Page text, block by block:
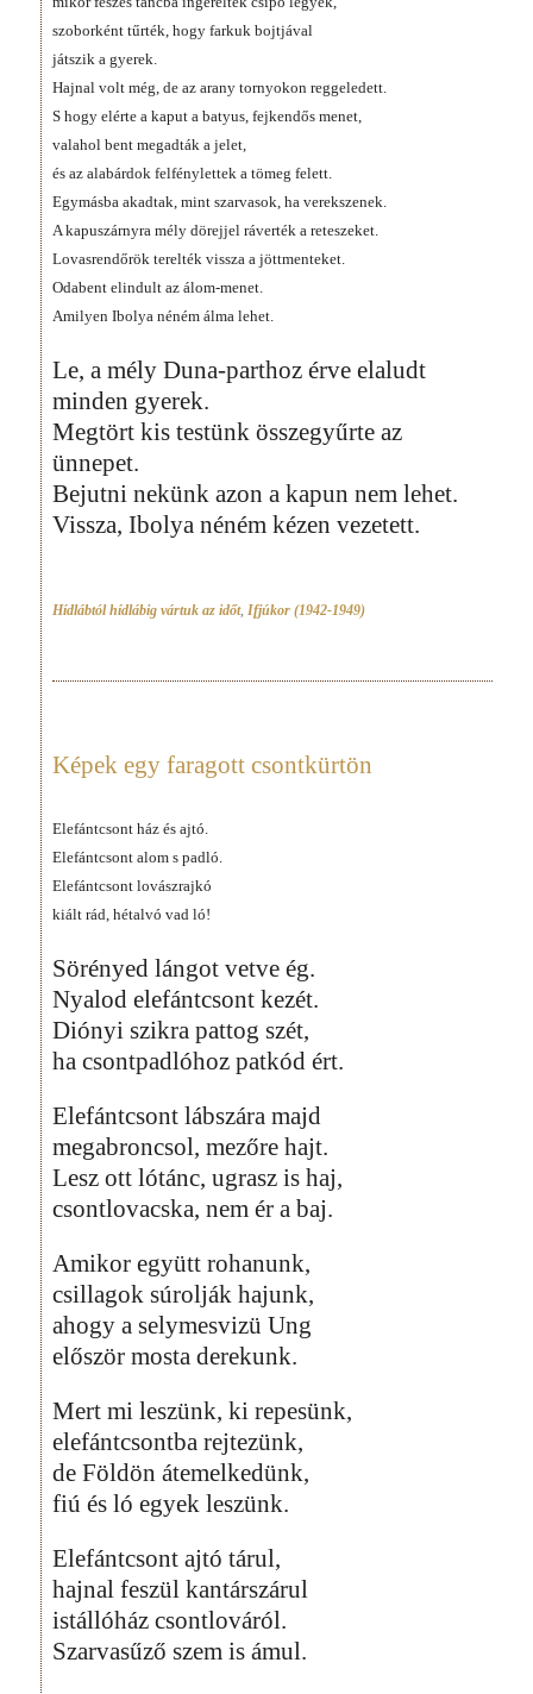
szoborként tűrték, hogy farkuk bojtjával
játszik a gyerek.
Hajnal volt még, de az arany tornyokon reggeledett.
S hogy elérte a kaput a batyus, fejkendős menet,
valahol bent megadták a jelet,
és az alabárdok felfénylettek a tömeg felett.
Egymásba akadtak, mint szarvasok, ha verekszenek.
A kapuszárnyra mély dörejjel ráverték a reteszeket.
Lovasrendőrök terelték vissza a jöttmenteket.
Odabent elindult az álom-menet.
Amilyen Ibolya néném álma lehet.
Le, a mély Duna-parthoz érve elaludt
minden gyerek.
Megtört kis testünk összegyűrte az
ünnepet.
Bejutni nekünk azon a kapun nem lehet.
Vissza, Ibolya néném kézen vezetett.
Hídlábtól hídlábig vártuk az időt, Ifjúkor (1942-1949)
Képek egy faragott csontkürtön
Elefántcsont ház és ajtó.
Elefántcsont alom s padló.
Elefántcsont lovászrajkó
kiált rád, hétalvó vad ló!
Sörényed lángot vetve ég.
Nyalod elefántcsont kezét.
Diónyi szikra pattog szét,
ha csontpadlóhoz patkód ért.
Elefántcsont lábszára majd
megabroncsol, mezőre hajt.
Lesz ott lótánc, ugrasz is haj,
csontlovacska, nem ér a baj.
Amikor együtt rohanunk,
csillagok súrolják hajunk,
ahogy a selymesvizü Ung
először mosta derekunk.
Mert mi leszünk, ki repesünk,
elefántcsontba rejtezünk,
de Földön átemelkedünk,
fiú és ló egyek leszünk.
Elefántcsont ajtó tárul,
hajnal feszül kantárszárul
istállóház csontlováról.
Szarvasűző szem is ámul.